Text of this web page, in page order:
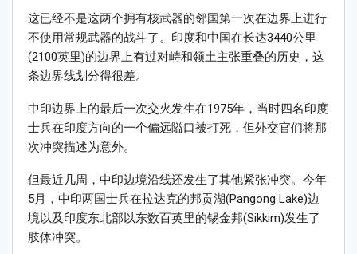
这已经不是这两个拥有核武器的邻国第一次在边界上进行
不使用常规武器的战斗了。印度和中国在长达3440公里
(2100英里)的边界上有过对峙和领土主张重叠的历史，这
条边界线划分得很差。
中印边界上的最后一次交火发生在1975年，当时四名印度
士兵在印度方向的一个偏远隘口被打死，但外交官们将那
次冲突描述为意外。
但最近几周，中印边境沿线还发生了其他紧张冲突。今年
5月，中印两国士兵在拉达克的邦贡湖(Pangong Lake)边
境以及印度东北部以东数百英里的锡金邦(Sikkim)发生了
肢体冲突。